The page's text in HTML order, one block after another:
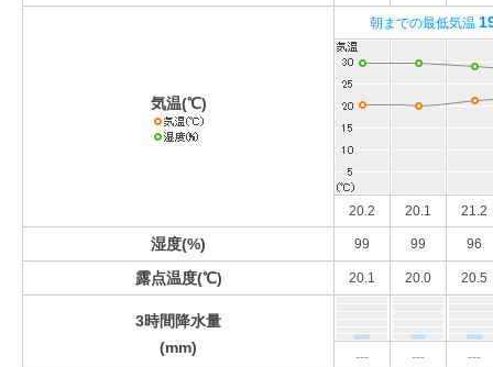
気温(℃)
朝までの最低気温
20.2 20.1 21.2
湿度(%) 99 99 96
露点温度(℃) 20.1 20.0 20.5
3時間降水量
(mm)
--- --- ---